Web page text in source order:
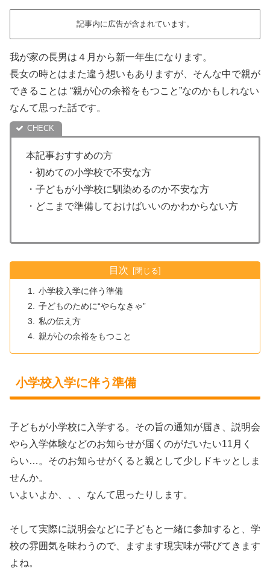
記事内に広告が含まれています。
我が家の長男は４月から新一年生になります。
長女の時とはまた違う想いもありますが、そんな中で親が
できることは “親が心の余裕をもつこと”なのかもしれない
なんて思った話です。
本記事おすすめの方
・初めての小学校で不安な方
・子どもが小学校に馴染めるのか不安な方
・どこまで準備しておけばいいのかわからない方
目次
小学校入学に伴う準備
子どものために“やらなきゃ”
私の伝え方
親が心の余裕をもつこと
小学校入学に伴う準備
子どもが小学校に入学する。その旨の通知が届き、説明会
やら入学体験などのお知らせが届くのがだいたい11月く
らい…。そのお知らせがくると親として少しドキッとしま
せんか。
いよいよか、、、なんて思ったりします。
そして実際に説明会などに子どもと一緒に参加すると、学
校の雰囲気を味わうので、ますます現実味が帯びてきます
よね。